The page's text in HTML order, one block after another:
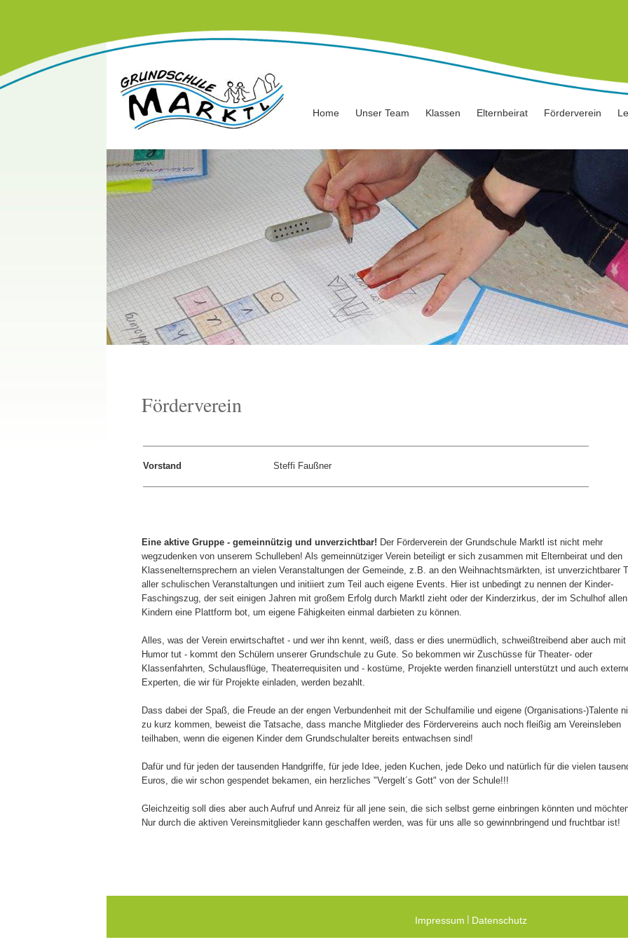
Home Unser Team Klassen Elternbeirat Förderverein
Förderverein
Vorstand Steffi Faußner
Eine aktive Gruppe - gemeinnützig und unverzichtbar! Der Förderverein der Grundschule Marktl ist nicht mehr
wegzudenken von unserem Schulleben! Als gemeinnütziger Verein beteiligt er sich zusammen mit Elternbeirat und den
Klassenelternsprechern an vielen Veranstaltungen der Gemeinde, z.B. an den Weihnachtsmärkten, ist unverzichtbarer
aller schulischen Veranstaltungen und initiiert zum Teil auch eigene Events. Hier ist unbedingt zu nennen der Kinder-
Faschingszug, der seit einigen Jahren mit großem Erfolg durch Marktl zieht oder der Kinderzirkus, der im Schulhof allen
Kindern eine Plattform bot, um eigene Fähigkeiten einmal darbieten zu können.
Alles, was der Verein erwirtschaftet - und wer ihn kennt, weiß, dass er dies unermüdlich, schweißtreibend aber auch
Humor tut - kommt den Schülern unserer Grundschule zu Gute. So bekommen wir Zuschüsse für Theater- oder
Klassenfahrten, Schulausflüge, Theaterrequisiten und - kostüme, Projekte werden finanziell unterstützt und auch
Experten, die wir für Projekte einladen, werden bezahlt.
Dass dabei der Spaß, die Freude an der engen Verbundenheit mit der Schulfamilie und eigene (Organisations-)Talente
zu kurz kommen, beweist die Tatsache, dass manche Mitglieder des Fördervereins auch noch fleißig am Vereinsleben
teilhaben, wenn die eigenen Kinder dem Grundschulalter bereits entwachsen sind!
Dafür und für jeden der tausenden Handgriffe, für jede Idee, jeden Kuchen, jede Deko und natürlich für die vielen
Euros, die wir schon gespendet bekamen, ein herzliches "Vergelt´s Gott" von der Schule!!!
Gleichzeitig soll dies aber auch Aufruf und Anreiz für all jene sein, die sich selbst gerne einbringen könnten und
Nur durch die aktiven Vereinsmitglieder kann geschaffen werden, was für uns alle so gewinnbringend und fruchtbar ist!
Impressum Datenschutz